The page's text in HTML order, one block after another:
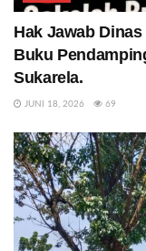
Hak Jawab
Buku
Sukarela.
JUNI 18, 2026 69